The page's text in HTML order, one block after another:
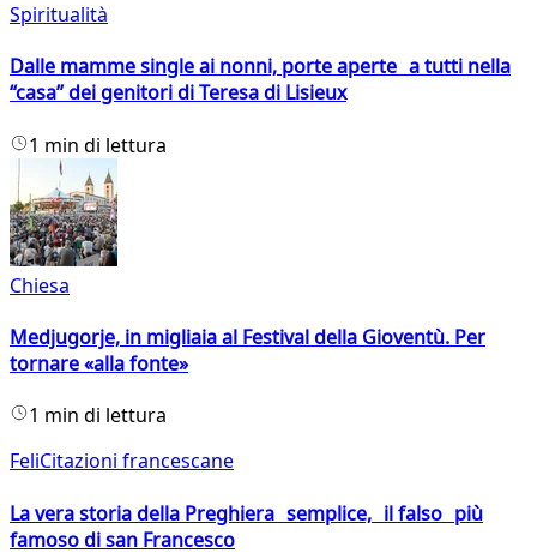
Spiritualità
Dalle mamme single ai nonni, porte aperte a tutti nella
“casa” dei genitori di Teresa di Lisieux
1 min di lettura
Chiesa
Medjugorje, in migliaia al Festival della Gioventù. Per
tornare «alla fonte»
1 min di lettura
FeliCitazioni francescane
La vera storia della Preghiera semplice, il falso più
famoso di san Francesco